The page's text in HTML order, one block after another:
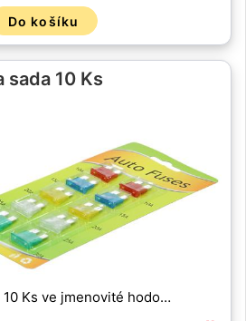
Do košíku
sada 10 Ks
Ks ve jmenovité hodo…